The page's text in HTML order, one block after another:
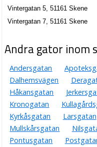
Vintergatan 5, 51161 Skene
Vintergatan 7, 51161 Skene
Andra gator inom
Andersgatan
Dalhemsvägen
Håkansgatan
Kronogatan
Kyrkåsgatan
Larsgatan
Mullskårsgatan
Pontusgatan